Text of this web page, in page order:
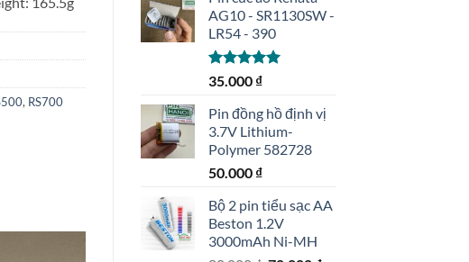
AG10 - SR1130SW -
LR54 - 390
Được xếp
5 sao
35.000 ₫
Pin đồng hồ định vị
3.7V Lithium-
Polymer 582728
50.000 ₫
Bộ 2 pin tiểu sạc AA
Beston 1.2V
3000mAh Ni-MH
, RS700